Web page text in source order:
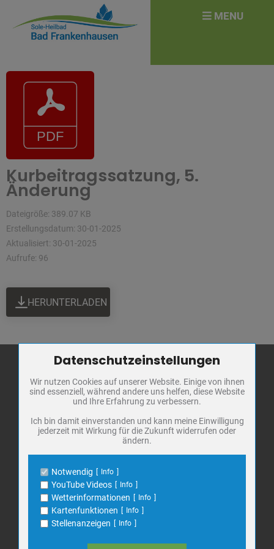
Kurbeitragssatzung, 5.
Änderung
Dateigröße: 389.07 KB
Erstellungsdatum: 30-01-2025
Aktualisiert: 30-01-2025
Aufrufe: 96
HERUNTERLADEN
Stadt Bad
Frankenhausen
Markt 1
06567 Bad Frankenhausen
E-Mail:info@bad-frankenhausen.de
Search
for:
for:
Zum Betrieb der Seite notwendige Cookies / Drittanbieter:
Name
PHP Session Cookie
Anbieter
Eigentümer dieser Website
Schutz
Cookie Name
PHPSESSID, fe_typo_user
Name
Cookiespeicherung Entscheidungscookie
Anbieter
Eigentümer dieser Website
Zweck
Speichert die Einstellungen der Besucher
bezüglich der Speicherung von Cookies.
Cookie Name
dywc
1 Jahr
Datenschutzeinstellungen
Wir nutzen Cookies auf unserer Website. Einige von ihnen
sind essenziell, während andere uns helfen, diese Website
und Ihre Erfahrung zu verbessern.
Ich bin damit einverstanden und kann meine Einwilligung
jederzeit mit Wirkung für die Zukunft widerrufen oder
ändern.
Notwendig Info
YouTube Videos Info
Wetterinformationen Info
Kartenfunktionen Info
Stellenanzeigen Info